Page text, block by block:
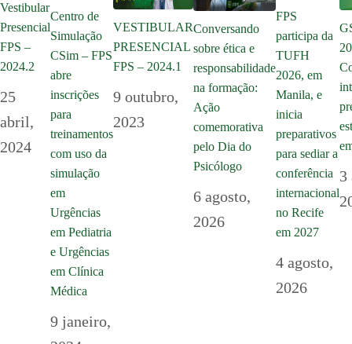
Vestibular
Presencial
FPS –
2024.2
25
abril,
2024
Centro de
Simulação
CSim – FPS
abre
inscrições
para
treinamentos
com uso da
simulação
em
Urgências
em Pediatria
e Urgências
em Clínica
Médica
9 janeiro,
VESTIBULAR
PRESENCIAL
FPS – 2024.1
9 outubro,
2023
Conversando
sobre ética e
responsabilidade
na formação:
Ação
comemorativa
pelo Dia do
Psicólogo
6 agosto,
2026
FPS
participa da
TUFH
2026, em
Manila, e
inicia
preparativos
para sediar a
conferência
internacional
no Recife
em 2027
4 agosto,
2026
3